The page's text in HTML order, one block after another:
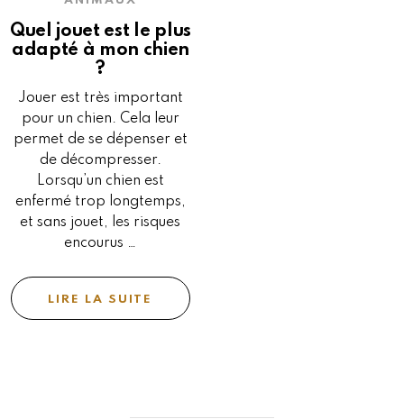
Quel jouet est le plus
adapté à mon chien
?
Jouer est très important
pour un chien. Cela leur
permet de se dépenser et
de décompresser.
Lorsqu’un chien est
enfermé trop longtemps,
et sans jouet, les risques
encourus …
LIRE LA SUITE